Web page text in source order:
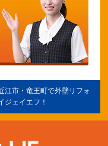
江市 ・竜王町で外壁リフォ
ジェイエフ！